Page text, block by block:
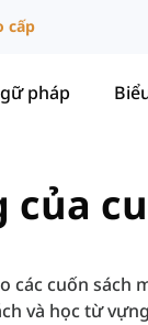
cấp
pháp
các cuốn sách
và học từ